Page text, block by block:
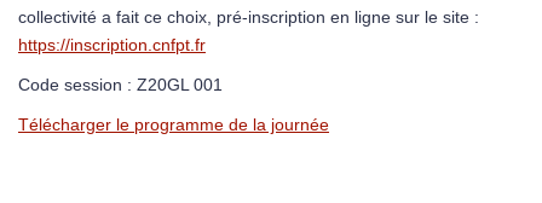
collectivité a fait ce choix, pré-inscription en ligne sur le site :
https://inscription.cnfpt.fr
Code session : Z20GL 001
Télécharger le programme de la journée